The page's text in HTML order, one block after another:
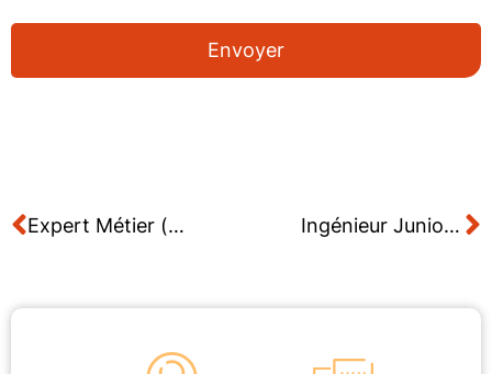
Envoyer
Expert Métier (SME) en AVEVA Ingénieur Junior PCS7